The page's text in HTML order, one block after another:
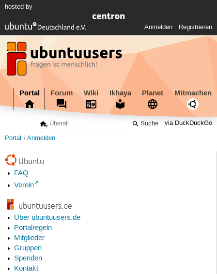
hosted by
Anmelden Registrieren
Portal Forum Wiki Ikhaya Planet Mitmachen
via DuckDuckGo
Portal Anmelden
Ubuntu
FAQ
Verein
ubuntuusers.de
Über ubuntuusers.de
Portalregeln
Mitglieder
Gruppen
Spenden
Kontakt